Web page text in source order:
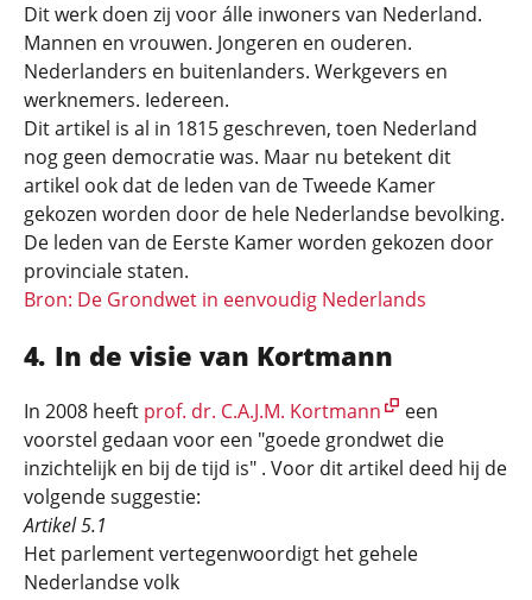
Dit werk doen zij voor álle inwoners van Nederland.
Mannen en vrouwen. Jongeren en ouderen.
Nederlanders en buitenlanders. Werkgevers en
werknemers. Iedereen.
Dit artikel is al in 1815 geschreven, toen Nederland
nog geen democratie was. Maar nu betekent dit
artikel ook dat de leden van de Tweede Kamer
gekozen worden door de hele Nederlandse bevolking.
De leden van de Eerste Kamer worden gekozen door
provinciale staten.
Bron: De Grondwet in eenvoudig Nederlands
In de visie van Kortmann
In 2008 heeft prof. dr. C.A.J.M. Kortmann
een
voorstel gedaan voor een "goede grondwet die
inzichtelijk en bij de tijd is" . Voor dit artikel deed hij de
volgende suggestie:
Artikel 5.1
Het parlement vertegenwoordigt het gehele
Nederlandse volk